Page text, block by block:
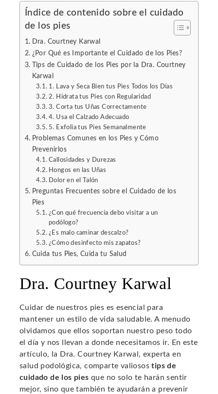
Índice de contenido sobre el cuidado
de los pies
Dra. Courtney Karwal
¿Por Qué es Importante el Cuidado de los Pies?
Tips de Cuidado de los Pies por la Dra. Courtney
Karwal
1. Lava y Seca Bien tus Pies Todos los Días
2. Hidrata tus Pies con Regularidad
3. Corta tus Uñas Correctamente
4. Usa el Calzado Adecuado
5. Exfolia tus Pies Semanalmente
Problemas Comunes en los Pies y Cómo
Prevenirlos
Callosidades y Durezas
Hongos en las Uñas
Dolor en el Talón
Preguntas Frecuentes sobre el Cuidado de los
Pies
¿Con qué frecuencia debo visitar a un
podólogo?
¿Es malo caminar descalzo?
¿Cómo desinfecto mis zapatos?
Cuida tus Pies, Cuida tu Salud
Dra. Courtney Karwal
Cuidar de nuestros pies es esencial para
mantener un estilo de vida saludable. A menudo
olvidamos que ellos soportan nuestro peso todo
el día y nos llevan a donde necesitamos ir. En este
artículo, la Dra. Courtney Karwal, experta en
salud podológica, comparte valiosostips de
cuidado de los pies que no solo te harán sentir
mejor, sino que también te ayudarán a prevenir